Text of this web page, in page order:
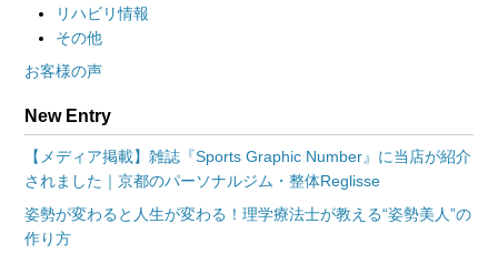
リハビリ情報
その他
お客様の声
New Entry
【メディア掲載】雑誌『Sports Graphic Number』に当店が紹介
されました｜京都のパーソナルジム・整体Reglisse
姿勢が変わると人生が変わる！理学療法士が教える“姿勢美人”の
作り方